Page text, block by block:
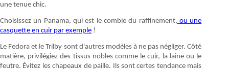
une tenue chic.
Choisissez un Panama, qui est le comble du raffinement, ou une
casquette en cuir par exemple !
Le Fedora et le Trilby sont d'autres modèles à ne pas négliger. Côté
matière, privilégiez des tissus nobles comme le cuir, la laine ou le
feutre. Évitez les chapeaux de paille. Ils sont certes tendance mais